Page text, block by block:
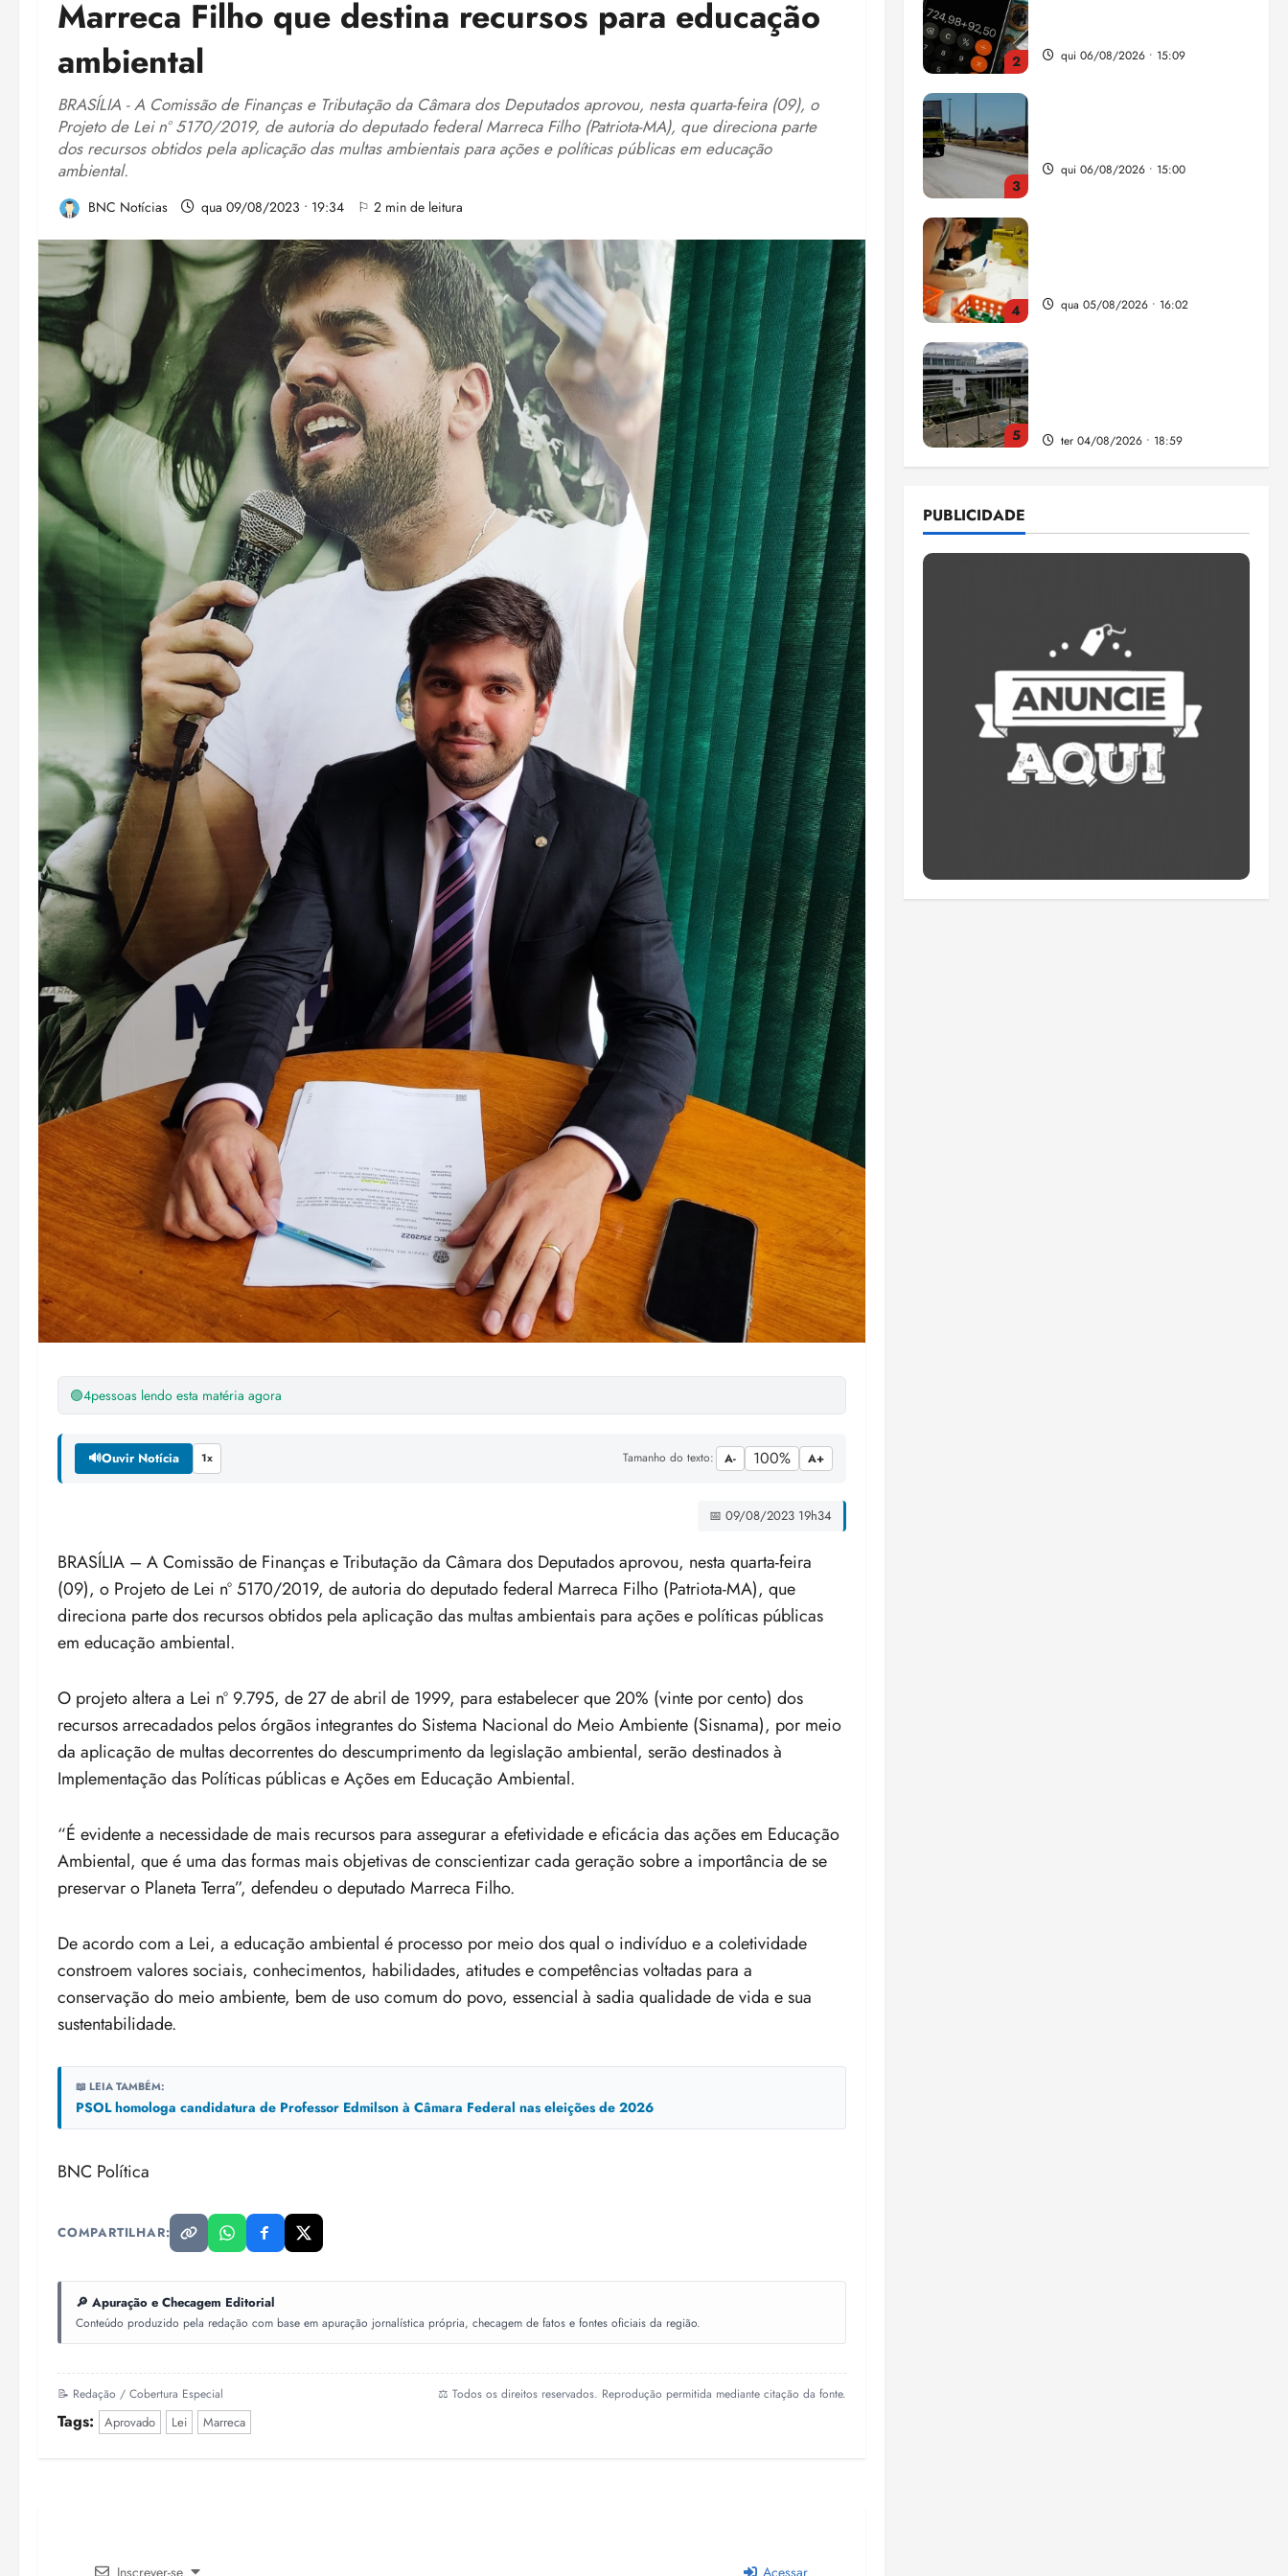
Marreca Filho que destina recursos para educação
ambiental
BRASÍLIA - A Comissão de Finanças e Tributação da Câmara dos Deputados aprovou, nesta quarta-feira (09), o
Projeto de Lei nº 5170/2019, de autoria do deputado federal Marreca Filho (Patriota-MA), que direciona parte
dos recursos obtidos pela aplicação das multas ambientais para ações e políticas públicas em educação
ambiental.
BNC Notícias qua 09/08/2023 • 19:34 ⚐ 2 min de leitura
🟢4pessoas lendo esta matéria agora
🔊Ouvir Notícia 1x Tamanho do texto: A- 100% A+
📅 09/08/2023 19h34
BRASÍLIA – A Comissão de Finanças e Tributação da Câmara dos Deputados aprovou, nesta quarta-feira
(09), o Projeto de Lei nº 5170/2019, de autoria do deputado federal Marreca Filho (Patriota-MA), que
direciona parte dos recursos obtidos pela aplicação das multas ambientais para ações e políticas públicas
em educação ambiental.
O projeto altera a Lei nº 9.795, de 27 de abril de 1999, para estabelecer que 20% (vinte por cento) dos
recursos arrecadados pelos órgãos integrantes do Sistema Nacional do Meio Ambiente (Sisnama), por meio
da aplicação de multas decorrentes do descumprimento da legislação ambiental, serão destinados à
Implementação das Políticas públicas e Ações em Educação Ambiental.
“É evidente a necessidade de mais recursos para assegurar a efetividade e eficácia das ações em Educação
Ambiental, que é uma das formas mais objetivas de conscientizar cada geração sobre a importância de se
preservar o Planeta Terra”, defendeu o deputado Marreca Filho.
De acordo com a Lei, a educação ambiental é processo por meio dos qual o indivíduo e a coletividade
constroem valores sociais, conhecimentos, habilidades, atitudes e competências voltadas para a
conservação do meio ambiente, bem de uso comum do povo, essencial à sadia qualidade de vida e sua
sustentabilidade.
📖 LEIA TAMBÉM:
PSOL homologa candidatura de Professor Edmilson à Câmara Federal nas eleições de 2026
BNC Política
COMPARTILHAR:
🔎 Apuração e Checagem Editorial
Conteúdo produzido pela redação com base em apuração jornalística própria, checagem de fatos e fontes oficiais da região.
📝 Redação / Cobertura Especial ⚖️ Todos os direitos reservados. Reprodução permitida mediante citação da fonte.
Tags: Aprovado Lei Marreca
Inscrever-se Acessar
3
4 qua 05/08/2026 • 16:02
5 ter 04/08/2026 • 18:59
1
com dívidas
qui 06/08/2026 • 15:09
3
Entenda o que muda com a
nova Lei do Frete
qui 06/08/2026 • 15:00
Estudo sobre hepatites virais
traça panorama da doença
em onze anos
PUBLICIDADE